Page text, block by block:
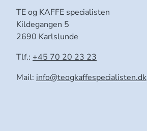
TE og KAFFE specialisten
Kildegangen 5
2690 Karlslunde
Tlf.: +45 70 20 23 23
Mail: info@teogkaffespecialisten.dk